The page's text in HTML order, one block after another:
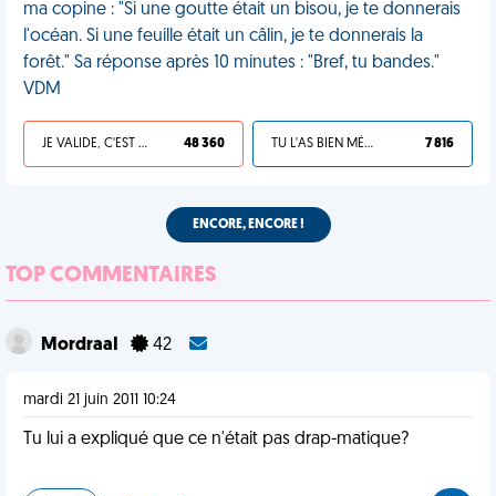
ma copine : "Si une goutte était un bisou, je te donnerais
l'océan. Si une feuille était un câlin, je te donnerais la
forêt." Sa réponse après 10 minutes : "Bref, tu bandes."
VDM
JE VALIDE, C'EST UNE VDM 48 360 TU L'AS BIEN MÉRITÉ 7 816
ENCORE, ENCORE !
TOP COMMENTAIRES
MordraaI 42
mardi 21 juin 2011 10:24
Tu lui a expliqué que ce n'était pas drap-matique?